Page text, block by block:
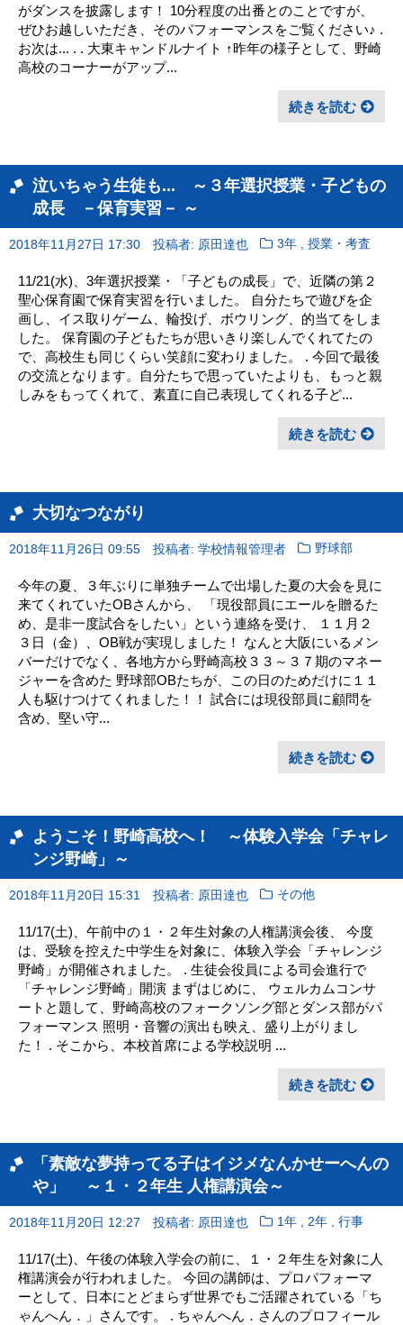
がダンスを披露します！ 10分程度の出番とのことですが、
ぜひお越しいただき、そのパフォーマンスをご覧ください♪ .
お次は... . . 大東キャンドルナイト ↑昨年の様子として、野崎
高校のコーナーがアップ...
続きを読む
泣いちゃう生徒も... ～３年選択授業・子どもの
成長 －保育実習－ ～
2018年11月27日 17:30 投稿者: 原田達也 3年 ,授業・考査
11/21(水)、3年選択授業・「子どもの成長」で、近隣の第２
聖心保育園で保育実習を行いました。 自分たちで遊びを企
画し、イス取りゲーム、輪投げ、ボウリング、的当てをしま
した。 保育園の子どもたちが思いきり楽しんでくれてたの
で、高校生も同じくらい笑顔に変わりました。 . 今回で最後
の交流となります。自分たちで思っていたよりも、もっと親
しみをもってくれて、素直に自己表現してくれる子ど...
続きを読む
大切なつながり
2018年11月26日 09:55 投稿者: 学校情報管理者 野球部
今年の夏、３年ぶりに単独チームで出場した夏の大会を見に
来てくれていたOBさんから、 「現役部員にエールを贈るた
め、是非一度試合をしたい」という連絡を受け、 １１月２
３日（金）、OB戦が実現しました！ なんと大阪にいるメン
バーだけでなく、各地方から野崎高校３３～３７期のマネー
ジャーを含めた 野球部OBたちが、この日のためだけに１１
人も駆けつけてくれました！！ 試合には現役部員に顧問を
含め、堅い守...
続きを読む
ようこそ！野崎高校へ！ ～体験入学会「チャレ
ンジ野崎」～
2018年11月20日 15:31 投稿者: 原田達也 その他
11/17(土)、午前中の１・２年生対象の人権講演会後、 今度
は、受験を控えた中学生を対象に、体験入学会「チャレンジ
野崎」が開催されました。 . 生徒会役員による司会進行で
「チャレンジ野崎」開演 まずはじめに、 ウェルカムコンサ
ートと題して、野崎高校のフォークソング部とダンス部がパ
フォーマンス 照明・音響の演出も映え、盛り上がりまし
た！ . そこから、本校首席による学校説明 ...
続きを読む
「素敵な夢持ってる子はイジメなんかせーへんの
や」 ～１・２年生 人権講演会～
2018年11月20日 12:27 投稿者: 原田達也 1年 ,2年 ,行事
11/17(土)、午後の体験入学会の前に、１・２年生を対象に人
権講演会が行われました。 今回の講師は、プロパフォーマ
ーとして、日本にとどまらず世界でもご活躍されている「ち
ゃんへん．」さんです。 . ちゃんへん．さんのプロフィール